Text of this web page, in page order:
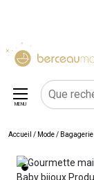
MENU
Accueil / Mode / Bagagerie